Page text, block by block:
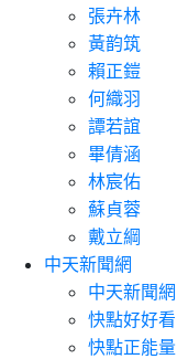
張卉林
黃韵筑
賴正鎧
何織羽
譚若誼
畢倩涵
林宸佑
蘇貞蓉
戴立綱
中天新聞網
中天新聞網
快點好好看
快點正能量